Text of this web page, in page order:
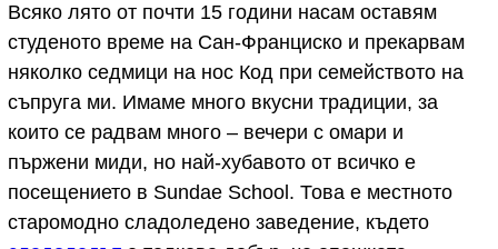
Всяко лято от почти 15 години насам оставям
студеното време на Сан-Франциско и прекарвам
няколко седмици на нос Код при семейството на
съпруга ми. Имаме много вкусни традиции, за
които се радвам много – вечери с омари и
пържени миди, но най-хубавото от всичко е
посещението в Sundae School. Това е местното
старомодно сладоледено заведение, където